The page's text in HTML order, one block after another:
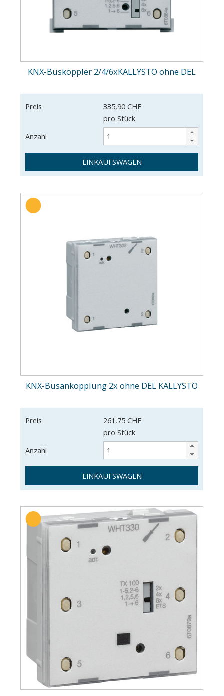
KNX-Buskoppler 2/4/6xKALLYSTO ohne DEL
Preis
335,90 CHF
pro Stück
Anzahl
EINKAUFSWAGEN
KNX-Busankopplung 2x ohne DEL KALLYSTO
Preis
261,75 CHF
pro Stück
Anzahl
EINKAUFSWAGEN